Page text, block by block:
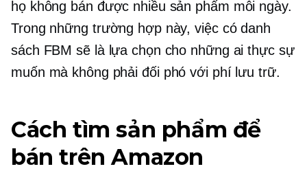
họ không bán được nhiều sản phẩm mỗi ngày.
Trong những trường hợp này, việc có danh
sách FBM sẽ là lựa chọn cho những ai thực sự
muốn mà không phải đối phó với phí lưu trữ.
Cách tìm sản phẩm để
bán trên Amazon